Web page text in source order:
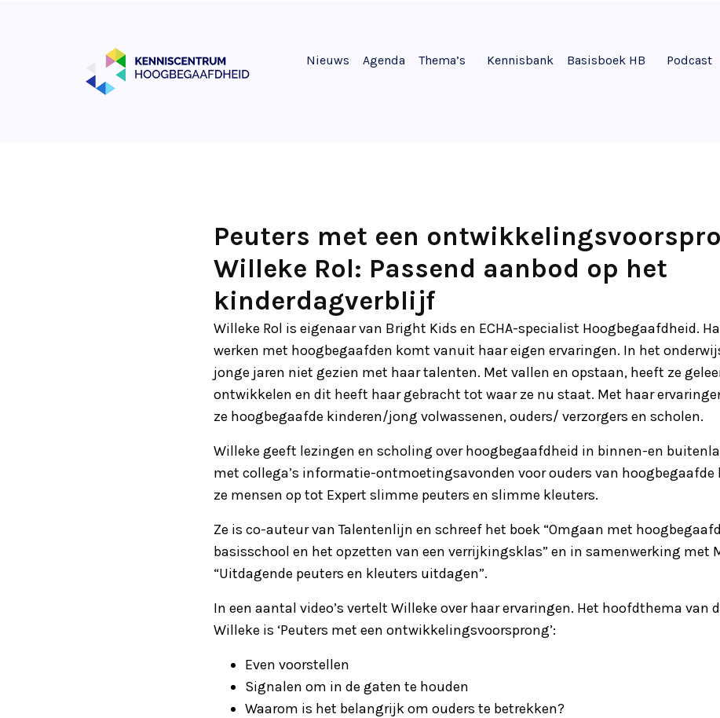
Nieuws Agenda Thema’s Kennisbank Basisboek HB Podcast
Peuters met een
Willeke Rol: Passend aanbod op het
kinderdagverblijf
Willeke Rol is eigenaar van Bright Kids en ECHA-specialist Hoogbegaafdheid.
werken met hoogbegaafden komt vanuit haar eigen ervaringen. In het
jonge jaren niet gezien met haar talenten. Met vallen en opstaan, heeft ze
ontwikkelen en dit heeft haar gebracht tot waar ze nu staat. Met haar
ze hoogbegaafde kinderen/jong volwassenen, ouders/ verzorgers en scholen.
Willeke geeft lezingen en scholing over hoogbegaafdheid in binnen-en
met collega’s informatie-ontmoetingsavonden voor ouders van hoogbegaafde
ze mensen op tot Expert slimme peuters en slimme kleuters.
Ze is co-auteur van Talentenlijn en schreef het boek “Omgaan met
basisschool en het opzetten van een verrijkingsklas” en in samenwerking met
“Uitdagende peuters en kleuters uitdagen”.
In een aantal video’s vertelt Willeke over haar ervaringen. Het hoofdthema van
Willeke is ‘Peuters met een ontwikkelingsvoorsprong’:
Even voorstellen
Signalen om in de gaten te houden
Waarom is het belangrijk om ouders te betrekken?